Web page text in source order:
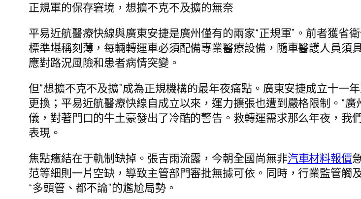
正規軍的保存窘境，想擴不克不及擴的無奈
平易近航醫療快線與廣東安捷是廣州僅有的兩家“正規軍”。前者獲省
標準堪稱刻薄，每輛轉運車必須配備專業醫療設備，隨車醫護人員須
應對路況風險和患者病情突變。
但“想擴不克不及擴”成為正規機構的最年夜痛點。廣東安捷成立十一
更換；平易近航醫療快線自成立以來，運力擴張也遭到嚴格限制。“
儀，對著門口的牛土豪發出了冷酷的警告。救轉運需求那么年夜，我
表現。
焦點癥結在于軌制缺掉。張吉雨流露，今朝全國尚無非汽車材料報價
范等細則一片空缺，導致主管部門審批無據可依。同時，行業監管
“多頭管、都不論”的尷尬局勢。